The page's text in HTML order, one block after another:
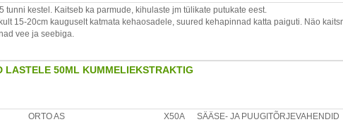
tunni kestel. Kaitseb ka parmude, kihulaste jm tülikate putukate eest.
15-20cm kauguselt katmata kehaosadele, suured kehapinnad katta paiguti. Näo
vee ja seebiga.
ja sügavatesse nahakurdudesse. Mitte kasutada nahaärrituse k.a
sünteetiliste ja plastmaterjalidega.
LASTELE 50ML KUMMELIEKSTRAKTIG
ORTO AS X50A SÄÄSE- JA PUUGITÕRJEVAHENDID